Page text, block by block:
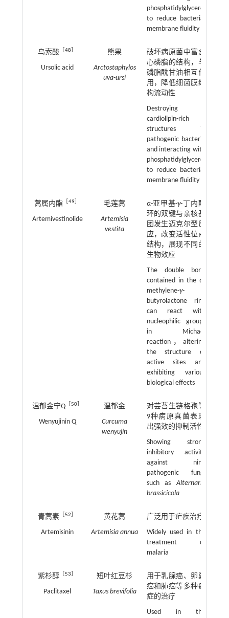
phosphatidylglycerol
to reduce bacterial
membrane fluidity
乌索酸 ［48
Ursolic acid
熊果
Arctostaphylos
uva-ursi
破坏病原菌中富含
心磷脂的结构，与
磷脂酰甘油相互作
用，降低细菌膜结
构流动性
Destroying
cardiolipin-rich
structures in
pathogenic bacteria
and interacting with
phosphatidylglycerol
to reduce bacterial
membrane fluidity
蒿属内酯 ［49
Artemivestinolide
毛莲蒿
Artemisia
vestita
α-亚甲基-γ-丁内酯
环的双键与亲核基
团发生迈克尔型反
应，改变活性位点
结构，展现不同的
生物效应
The double bond
contained in the α
methylene-γ-
butyrolactone ring
can react with
nucleophilic groups
in Michael
reaction，altering
the structure of
active sites and
exhibiting various
biological effects
温郁金宁Q［ 50］
Wenyujinin Q
温郁金
Curcuma
wenyujin
对芸苔生链格孢等
9种病原真菌表现
出强效的抑制活性
Showing strong
inhibitory activity
against nine
pathogenic fungi
such asAlternaria
brassicicola
青蒿素 ［52
Artemisinin
黄花蒿
Artemisia annua
广泛用于疟疾治疗
Widely used in the
treatment of
malaria
紫杉醇 ［53
Paclitaxel
短叶红豆杉
Taxus brevifolia
用于乳腺癌、卵巢
癌和肺癌等多种癌
症的治疗
Used in the